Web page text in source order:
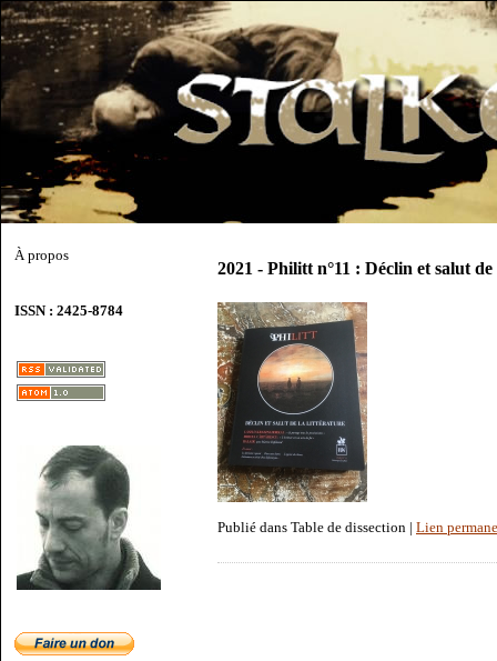
À propos
ISSN : 2425-8784
2021 - Philitt n°11 : Déclin et salut
Publié dans Table de dissection | Lien